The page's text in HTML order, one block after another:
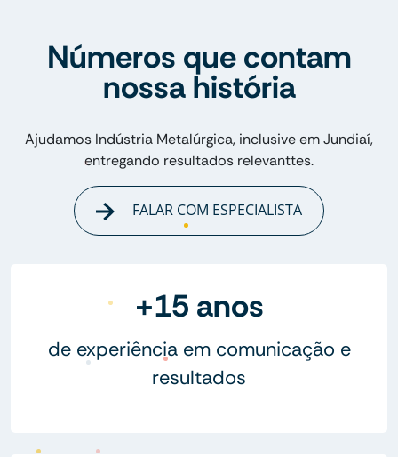
Números que contam
nossa história
Ajudamos Indústria Metalúrgica, inclusive em Jundiaí,
entregando resultados relevanttes.
FALAR COM ESPECIALISTA
+15 anos
de experiência em comunicação e
resultados